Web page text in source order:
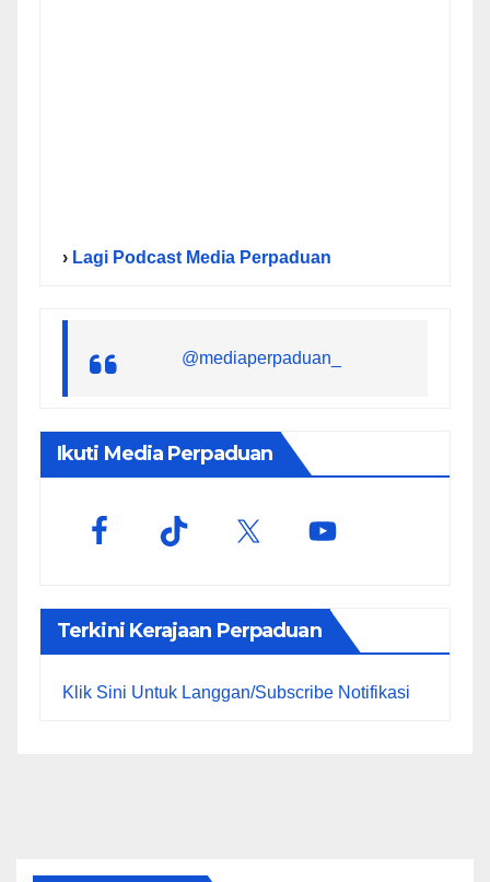
› Lagi Podcast Media Perpaduan
@mediaperpaduan_
Ikuti Media Perpaduan
Terkini Kerajaan Perpaduan
Klik Sini Untuk Langgan/Subscribe Notifikasi